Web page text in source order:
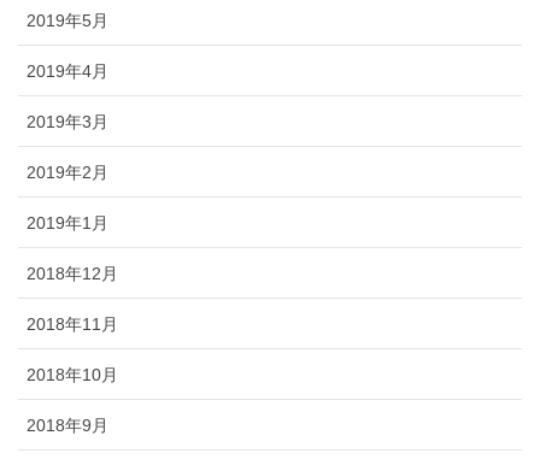
2019年5月
2019年4月
2019年3月
2019年2月
2019年1月
2018年12月
2018年11月
2018年10月
2018年9月